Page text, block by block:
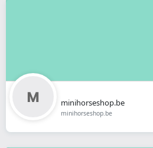
minihorseshop.be
minihorseshop.be